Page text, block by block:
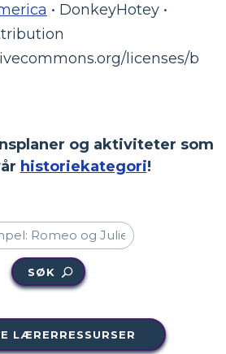
• DonkeyHotey •
licenses/b
og aktiviteter som
historiekategori!
SØK
LÆRERRESSURSER